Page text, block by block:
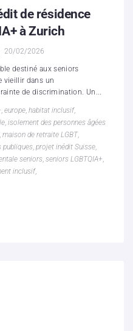
de résidence
à Zurich
20/02/2026
destiné aux seniors
vieillir dans un
de discrimination. Un...
, europe, habitat inclusif,
, isolement des personnes âgées
, maison de retraite LGBT,
publiques, projet inédit Suisse,
seniors, seniors LGBTQIA+,
inclusif,